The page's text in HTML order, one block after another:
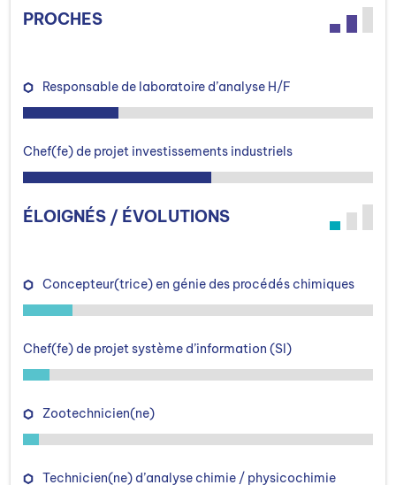
PROCHES
Responsable de laboratoire d’analyse H/F
Chef(fe) de projet investissements industriels
ÉLOIGNÉS / ÉVOLUTIONS
Concepteur(trice) en génie des procédés chimiques
Chef(fe) de projet système d’information (SI)
Zootechnicien(ne)
Technicien(ne) d’analyse chimie / physicochimie